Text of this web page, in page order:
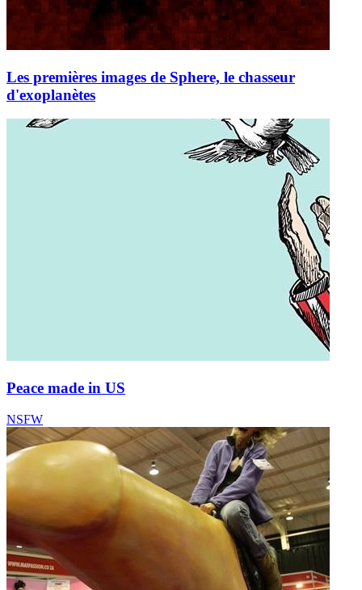
Les premières images de Sphere, le chasseur
d'exoplanètes
Peace made in US
NSFW